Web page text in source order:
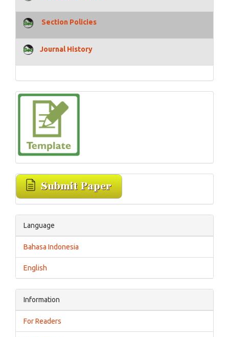
Section Policies
Journal History
Language
Bahasa Indonesia
English
Information
For Readers